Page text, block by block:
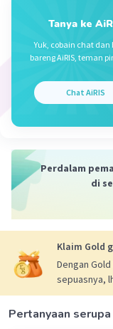
Jawaban
Jawaban
Pembahasan
5x + 2y +
=
Tanya ke
Yuk, cobain chat dan
bareng AiRIS, teman
Chat AiRIS
Perdalam
di
Klaim Gold
Dengan
sepuasnya,
Pertanyaan serupa